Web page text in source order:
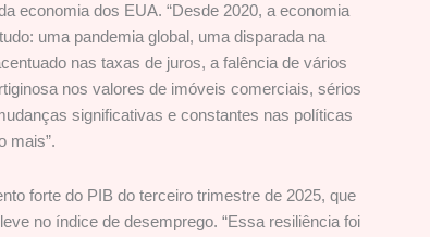
economia dos EUA. “Desde 2020, a economia
uma pandemia global, uma disparada na
nas taxas de juros, a falência de vários
nos valores de imóveis comerciais, sérios
significativas e constantes nas políticas
mais”.
forte do PIB do terceiro trimestre de 2025, que
no índice de desemprego. “Essa resiliência foi